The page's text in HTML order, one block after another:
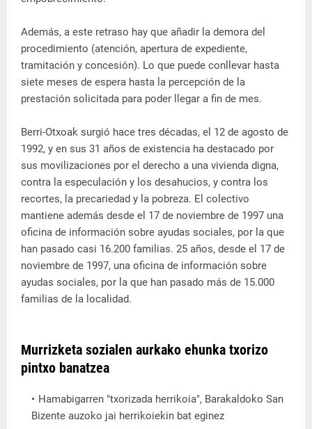
Además, a este retraso hay que añadir la demora del
procedimiento (atención, apertura de expediente,
tramitación y concesión). Lo que puede conllevar hasta
siete meses de espera hasta la percepción de la
prestación solicitada para poder llegar a fin de mes.
Berri-Otxoak surgió hace tres décadas, el 12 de agosto de
1992, y en sus 31 años de existencia ha destacado por
sus movilizaciones por el derecho a una vivienda digna,
contra la especulación y los desahucios, y contra los
recortes, la precariedad y la pobreza. El colectivo
mantiene además desde el 17 de noviembre de 1997 una
oficina de información sobre ayudas sociales, por la que
han pasado casi 16.200 familias. 25 años, desde el 17 de
noviembre de 1997, una oficina de información sobre
ayudas sociales, por la que han pasado más de 15.000
familias de la localidad.
Murrizketa sozialen aurkako ehunka txorizo
pintxo banatzea
Hamabigarren "txorizada herrikoia", Barakaldoko San
Bizente auzoko jai herrikoiekin bat eginez